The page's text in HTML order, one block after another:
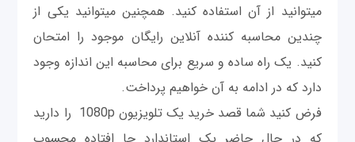
می‎توانید از آن استفاده کنید. همچنین می‎توانید یکی از
چندین محاسبه کننده آن‎لاین رایگان موجود را امتحان
کنید. یک راه ساده و سریع برای محاسبه این اندازه وجود
دارد که در ادامه به آن خواهیم پرداخت.
فرض کنید شما قصد خرید یک تلویزیون 1080p را دارید